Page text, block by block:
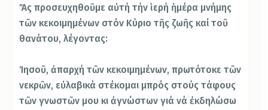
Ἄς προσευχηθοῦμε αὐτή τήν ἱερή ἡμέρα μνήμης
τῶν κεκοιμημένων στόν Κύριο τῆς ζωῆς καί τοῦ
θανάτου, λέγοντας:
Ἰησοῦ, ἀπαρχή τῶν κεκοιμημένων, πρωτότοκε τῶν
νεκρῶν, εὐλαβικά στέκομαι μπρός στούς τάφους
τῶν γνωστῶν μου κι ἀγνώστων γιά νά ἐκδηλώσω